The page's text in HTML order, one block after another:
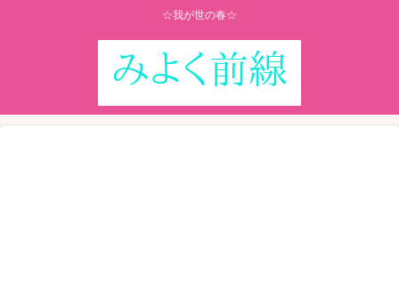
☆我が世の春☆